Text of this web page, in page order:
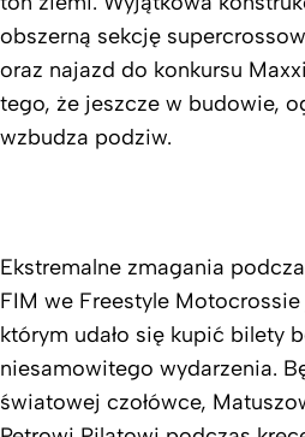
obszerną sekcję
oraz najazd do konkursu
tego, że jeszcze w budowie,
wzbudza podziw.
Ekstremalne zmagania
FIM we Freestyle
którym udało się kupić bilety
niesamowitego wydarzenia.
światowej czołówce,